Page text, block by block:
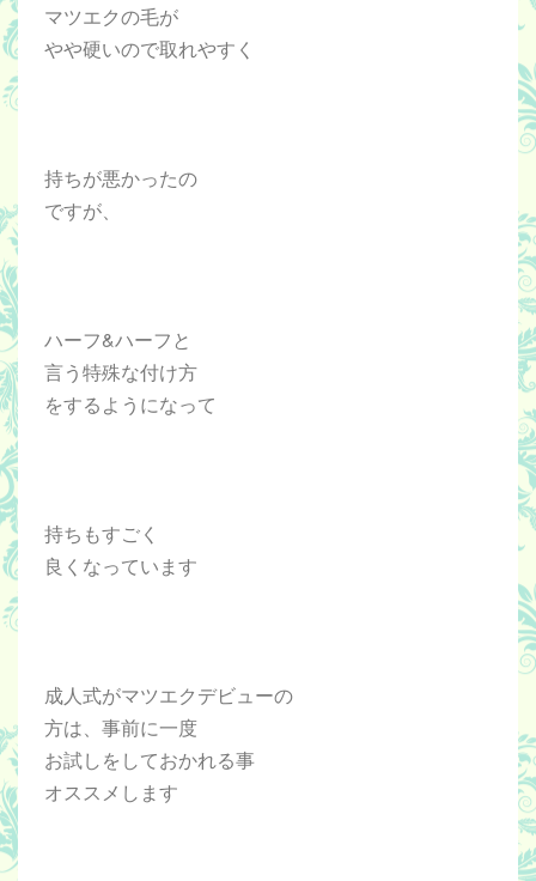
マツエクの毛が
やや硬いので取れやすく
持ちが悪かったの
ですが、
ハーフ&ハーフと
言う特殊な付け方
をするようになって
持ちもすごく
良くなっています
成人式がマツエクデビューの
方は、事前に一度
お試しをしておかれる事
オススメします